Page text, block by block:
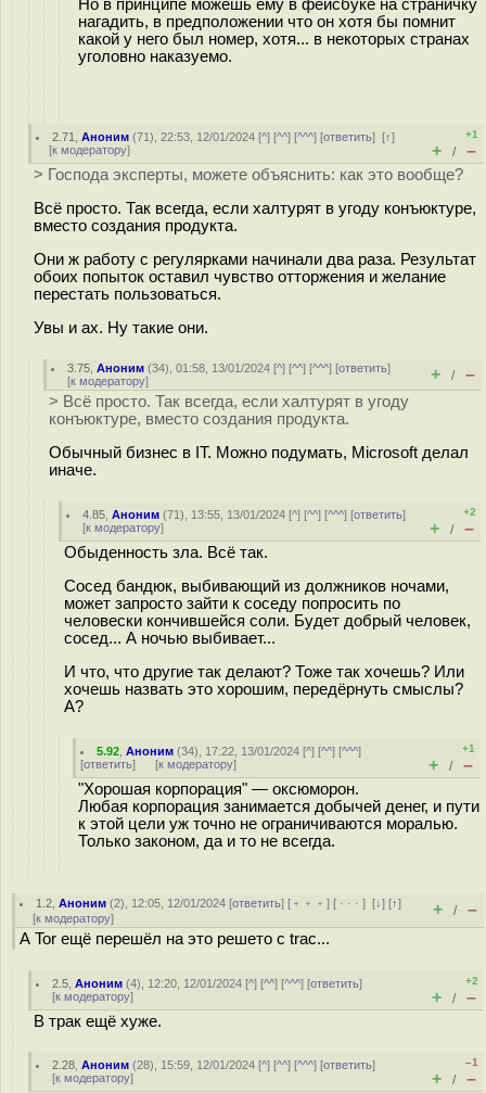
Но в принципе можешь ему в фейсбуке на страничку
нагадить, в предположении что он хотя бы помнит
какой у него был номер, хотя... в некоторых странах
уголовно наказуемо.
2.71 ,Аноним (71), 22:53, 12/01/2024 [^] [^^] [^^^] [ответить][↑]
[к модератору]
+1
+ / –
> Господа эксперты, можете объяснить: как это вообще?
Всё просто. Так всегда, если халтурят в угоду конъюктуре,
вместо создания продукта.
Они ж работу с регулярками начинали два раза. Результат
обоих попыток оставил чувство отторжения и желание
перестать пользоваться.
Увы и ах. Ну такие они.
3.75 ,Аноним (34), 01:58, 13/01/2024 [^] [^^] [^^^] [ответить]
[к модератору] + / –
> Всё просто. Так всегда, если халтурят в угоду
конъюктуре, вместо создания продукта.
Обычный бизнес в IT. Можно подумать, Microsoft делал
иначе.
4.85 ,Аноним (71), 13:55, 13/01/2024 [^] [^^] [^^^] [ответить]
[к модератору]
+2
+ / –
Обыденность зла. Всё так.
Сосед бандюк, выбивающий из должников ночами,
может запросто зайти к соседу попросить по
человески кончившейся соли. Будет добрый человек,
сосед... А ночью выбивает...
И что, что другие так делают? Тоже так хочешь? Или
хочешь назвать это хорошим, передёрнуть смыслы?
А?
5.92 ,Аноним (34), 17:22, 13/01/2024 [^] [^^] [^^^]
[ответить] [к модератору]
+1
+ / –
"Хорошая корпорация" — оксюморон.
Любая корпорация занимается добычей денег, и пути
к этой цели уж точно не ограничиваются моралью.
Только законом, да и то не всегда.
1.2 ,Аноним (2), 12:05, 12/01/2024 [ответить] [ ﹢﹢﹢] [ · · ·][↓] [↑]
[к модератору] + / –
А Tor ещё перешёл на это рeшето с trac...
2.5 ,Аноним (4), 12:20, 12/01/2024 [^] [^^] [^^^] [ответить]
[к модератору]
+2
+ / –
В трак ещё хуже.
2.28 ,Аноним (28), 15:59, 12/01/2024 [^] [^^] [^^^] [ответить]
[к модератору]
–1
+ / –